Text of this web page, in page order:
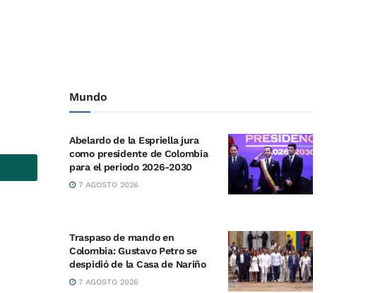
Mundo
Abelardo de la Espriella jura
como presidente de Colombia
para el periodo 2026-2030
7 AGOSTO 2026
Traspaso de mando en
Colombia: Gustavo Petro se
despidió de la Casa de Nariño
7 AGOSTO 2026